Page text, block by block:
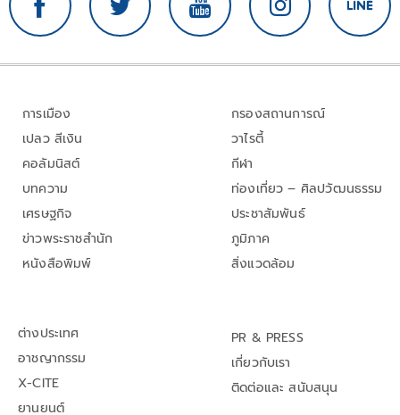
การเมือง
เปลว สีเงิน
คอลัมนิสต์
บทความ
เศรษฐกิจ
ข่าวพระราชสำนัก
หนังสือพิมพ์
กรองสถานการณ์
วาไรตี้
กีฬา
ท่องเที่ยว – ศิลปวัฒนธรรม
ประชาสัมพันธ์
ภูมิภาค
สิ่งแวดล้อม
ต่างประเทศ
อาชญากรรม
X-CITE
ยานยนต์
PR & PRESS
เกี่ยวกับเรา
ติดต่อและ สนับสนุน